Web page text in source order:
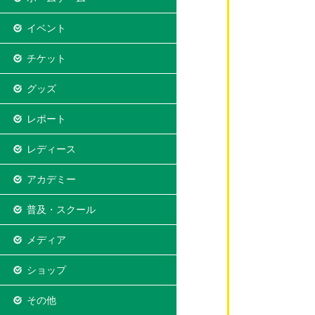
イベント
チケット
グッズ
レポート
レディース
アカデミー
普及・スクール
メディア
ショップ
その他